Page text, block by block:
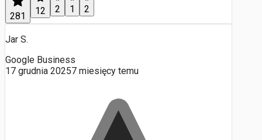
281 12
2
1
2
Jar S.
Google Business
17 grudnia 20257 miesięcy temu